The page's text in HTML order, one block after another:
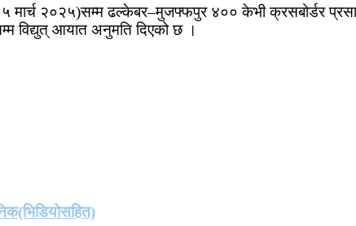
मार्च २०२५)सम्म ढल्केबर–मुजफ्फपुर ४०० केभी क्रसबोर्डर
विद्युत् आयात अनुमति दिएको छ ।